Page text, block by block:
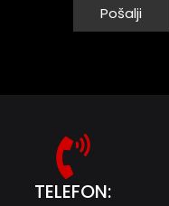
TELEFON: